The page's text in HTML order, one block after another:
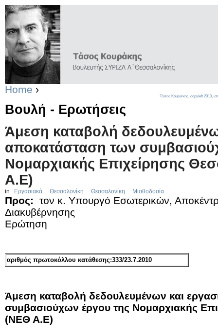
Home ›
Βουλή - Ερωτήσεις
Άμεση καταβολή
αποκατάσταση των
Νομαρχιακής Επιχείρησης
Α.Ε)
in Εργασιακά Θεσσαλονίκη Θεσσαλονίκη Μισθοδοσία
Προς:
τον κ. Υπουργό Εσωτερικών,
Διακυβέρνησης
Ερώτηση
αριθμός πρωτοκόλλου κατάθεσης:333/23.7.2010
Άμεση καταβολή δεδουλευμένων και
συμβασιούχων έργου της Νομαρχιακής
(ΝΕΘ Α.Ε)
Τάσος Κουράκης, copyleft 2010,